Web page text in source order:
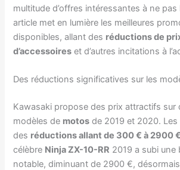
multitude d’offres intéressantes à ne
article met en lumière les meilleures
disponibles, allant des réductions de
d’accessoires et d’autres incitations à
Des réductions significatives sur les
Kawasaki propose des prix attractifs sur
modèles de motos de 2019 et 2020.
des réductions allant de 300 € à 2900 €
célèbre Ninja ZX-10-RR 2019 a subi une
notable, diminuant de 2900 €,